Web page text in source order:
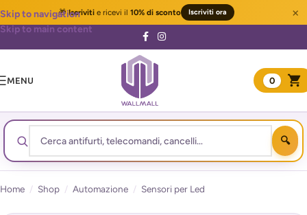
🎁Iscrivitie ricevi il 10% di sconto Iscriviti ora ×
Skip to navigation
Skip to main content
MENU 0
Home / Shop / Automazione / Sensori per Led